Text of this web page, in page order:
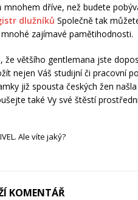
dříve, než budete
dlužníků Společně tak
zajímavé pamětihodnosti.
že většího gentlemana jste
nejen Váš studijní či pracovní
již spousta českých žen
také Vy své štěstí
Ale víte jaký?
KOMENTÁŘ